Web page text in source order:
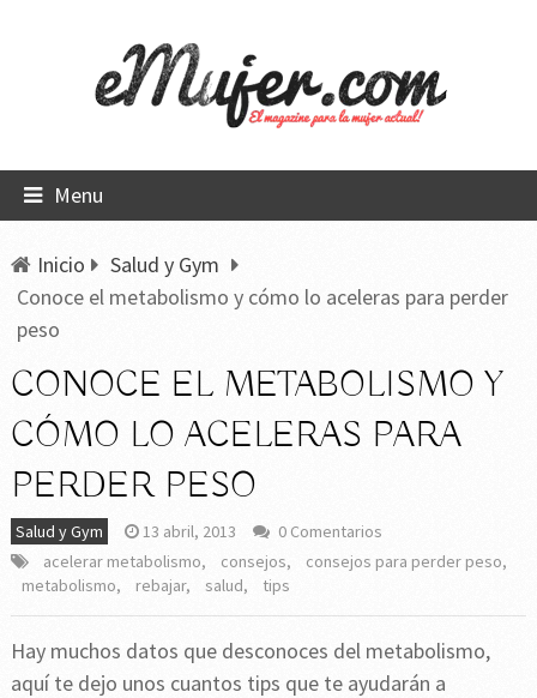
Menu
Inicio
Salud y Gym
Conoce el metabolismo y cómo lo aceleras para perder
peso
CONOCE EL METABOLISMO Y
CÓMO LO ACELERAS PARA
PERDER PESO
Salud y Gym 13 abril, 2013
0 Comentarios
acelerar metabolismo, consejos, consejos para perder peso,
metabolismo, rebajar, salud, tips
Hay muchos datos que desconoces del metabolismo,
aquí te dejo unos cuantos tips que te ayudarán a